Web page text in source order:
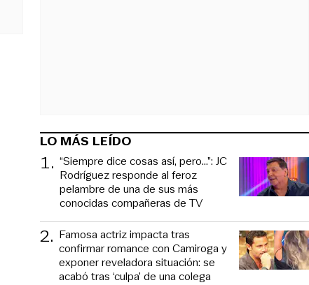
LO MÁS LEÍDO
1. “Siempre dice cosas así, pero...”: JC
Rodríguez responde al feroz
pelambre de una de sus más
conocidas compañeras de TV
2. Famosa actriz impacta tras
confirmar romance con Camiroga y
exponer reveladora situación: se
acabó tras ‘culpa’ de una colega